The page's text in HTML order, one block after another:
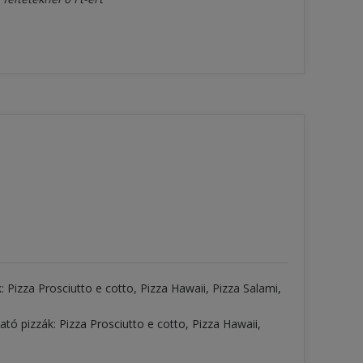
Pizza Prosciutto e cotto, Pizza Hawaii, Pizza Salami,
pizzák: Pizza Prosciutto e cotto, Pizza Hawaii,